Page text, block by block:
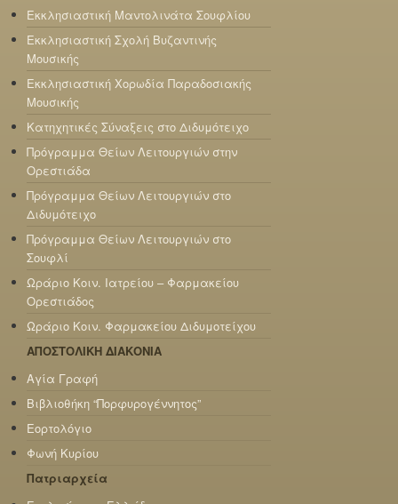
Εκκλησιαστική Μαντολινάτα Σουφλίου
Εκκλησιαστική Σχολή Βυζαντινής
Μουσικής
Εκκλησιαστική Χορωδία Παραδοσιακής
Μουσικής
Κατηχητικές Σύναξεις στο Διδυμότειχο
Πρόγραμμα Θείων Λειτουργιών στην
Ορεστιάδα
Πρόγραμμα Θείων Λειτουργιών στο
Διδυμότειχο
Πρόγραμμα Θείων Λειτουργιών στο
Σουφλί
Ωράριο Κοιν. Ιατρείου – Φαρμακείου
Ορεστιάδος
Ωράριο Κοιν. Φαρμακείου Διδυμοτείχου
ΑΠΟΣΤΟΛΙΚΗ ΔΙΑΚΟΝΙΑ
Αγία Γραφή
Βιβλιοθήκη “Πορφυρογέννητος”
Εορτολόγιο
Φωνή Κυρίου
Πατριαρχεία